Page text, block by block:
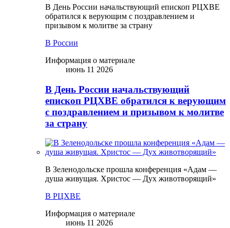
В День России начальствующий епископ РЦХВЕ
обратился к верующим с поздравлением и
призывом к молитве за страну
В России
Информация о материале
июнь 11 2026
В День России начальствующий
епископ РЦХВЕ обратился к верующим
с поздравлением и призывом к молитве
за страну
В Зеленодольске прошла конференция «Адам —
душа живущая. Христос — Дух животворящий»
В РЦХВЕ
Информация о материале
июнь 11 2026